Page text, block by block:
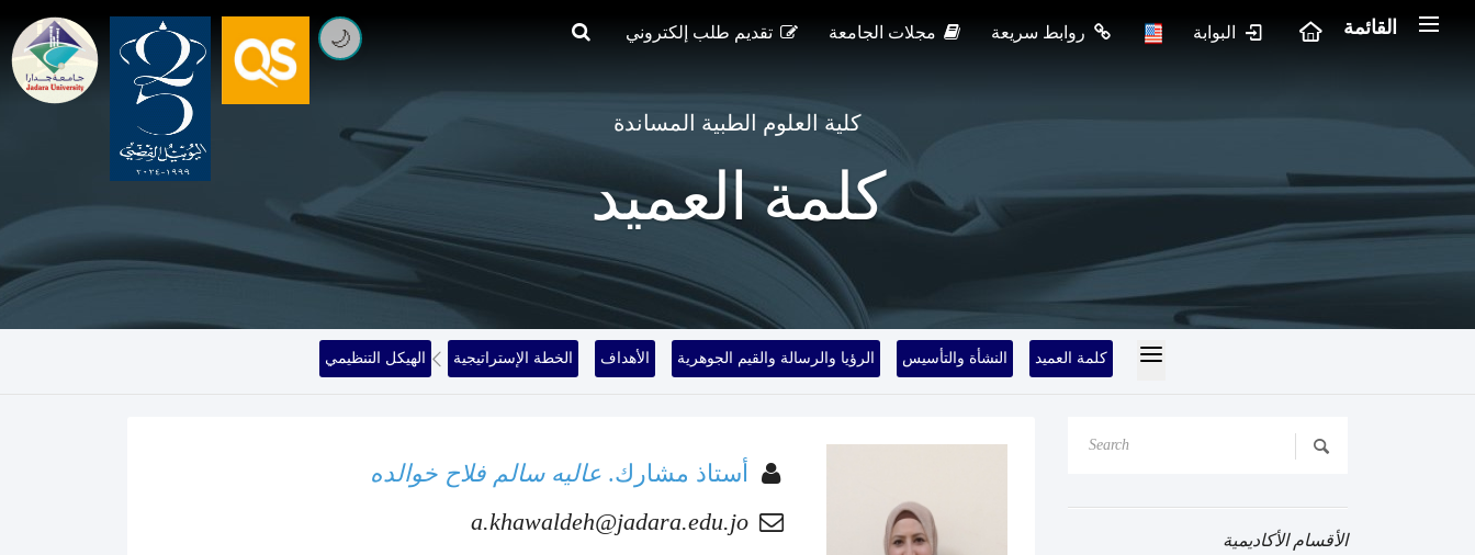
🌙 القائمة
كلية العلوم الطبية المساندة
كلمة العميد
الهيكل التنظيمي الخطة الإستراتيجية الأهداف الرؤيا والرسالة والقيم الجوهرية النشأة والتأسيس كلمة العميد
أستاذ مشارك.عاليه سالم فلاح خوالده
a.khawaldeh@jadara.edu.jo
الأقسام الأكاديمية